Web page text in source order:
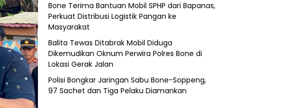
Bone Terima Bantuan Mobil SPHP dari Bapanas,
Perkuat Distribusi Logistik Pangan ke
Masyarakat
Balita Tewas Ditabrak Mobil Diduga
Dikemudikan Oknum Perwira Polres Bone di
Lokasi Gerak Jalan
Polisi Bongkar Jaringan Sabu Bone-Soppeng,
97 Sachet dan Tiga Pelaku Diamankan